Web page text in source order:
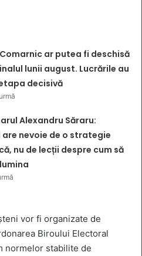
ar putea fi deschisă
lunii august. Lucrările au
decisivă
Alexandru Săraru:
are nevoie de o strategie
nu de lecții despre cum să
vor fi organizate de
Biroului Electoral
normelor stabilite de